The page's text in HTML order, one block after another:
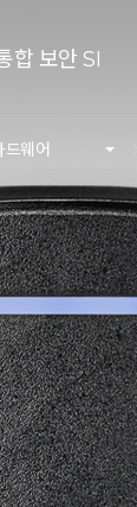
합 보안 SI
드웨어